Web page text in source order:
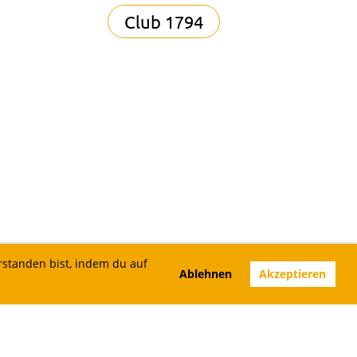
bist, indem du auf
Ablehnen Akzeptieren
Club 1794